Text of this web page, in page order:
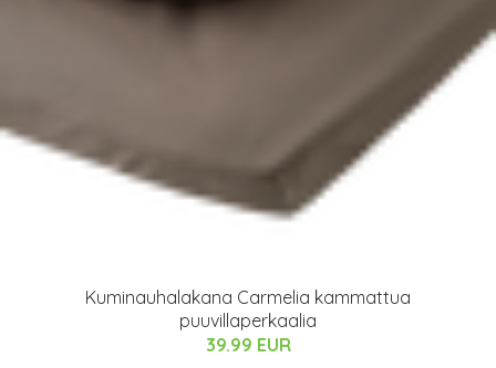
Kuminauhalakana Carmelia kammattua
puuvillaperkaalia
39.99 EUR